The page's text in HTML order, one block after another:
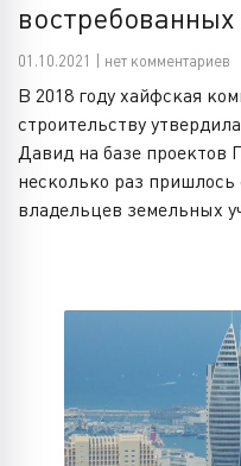
01.10.2021 | нет комментариев
В 2018 году хайфская
строительству
Давид на базе
несколько раз пришлось
владельцев земельных